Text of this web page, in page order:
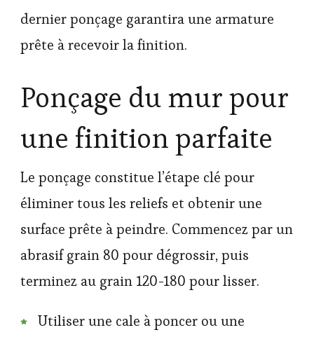
dernier ponçage garantira une armature
prête à recevoir la finition.
Ponçage du mur pour
une finition parfaite
Le ponçage constitue l’étape clé pour
éliminer tous les reliefs et obtenir une
surface prête à peindre. Commencez par un
abrasif grain 80 pour dégrossir, puis
terminez au grain 120-180 pour lisser.
Utiliser une cale à poncer ou une